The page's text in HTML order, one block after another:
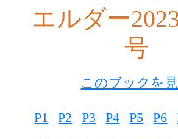
エルダー
号
このブックを
P1 P2 P3 P4 P5 P6